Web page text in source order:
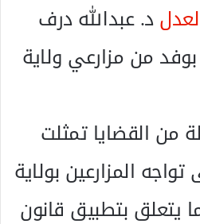
د. عبدالله درف
من مزارعي ولاية
من القضايا تمثلت
المزارعين بولاية
يتعلق بتطبيق قانون